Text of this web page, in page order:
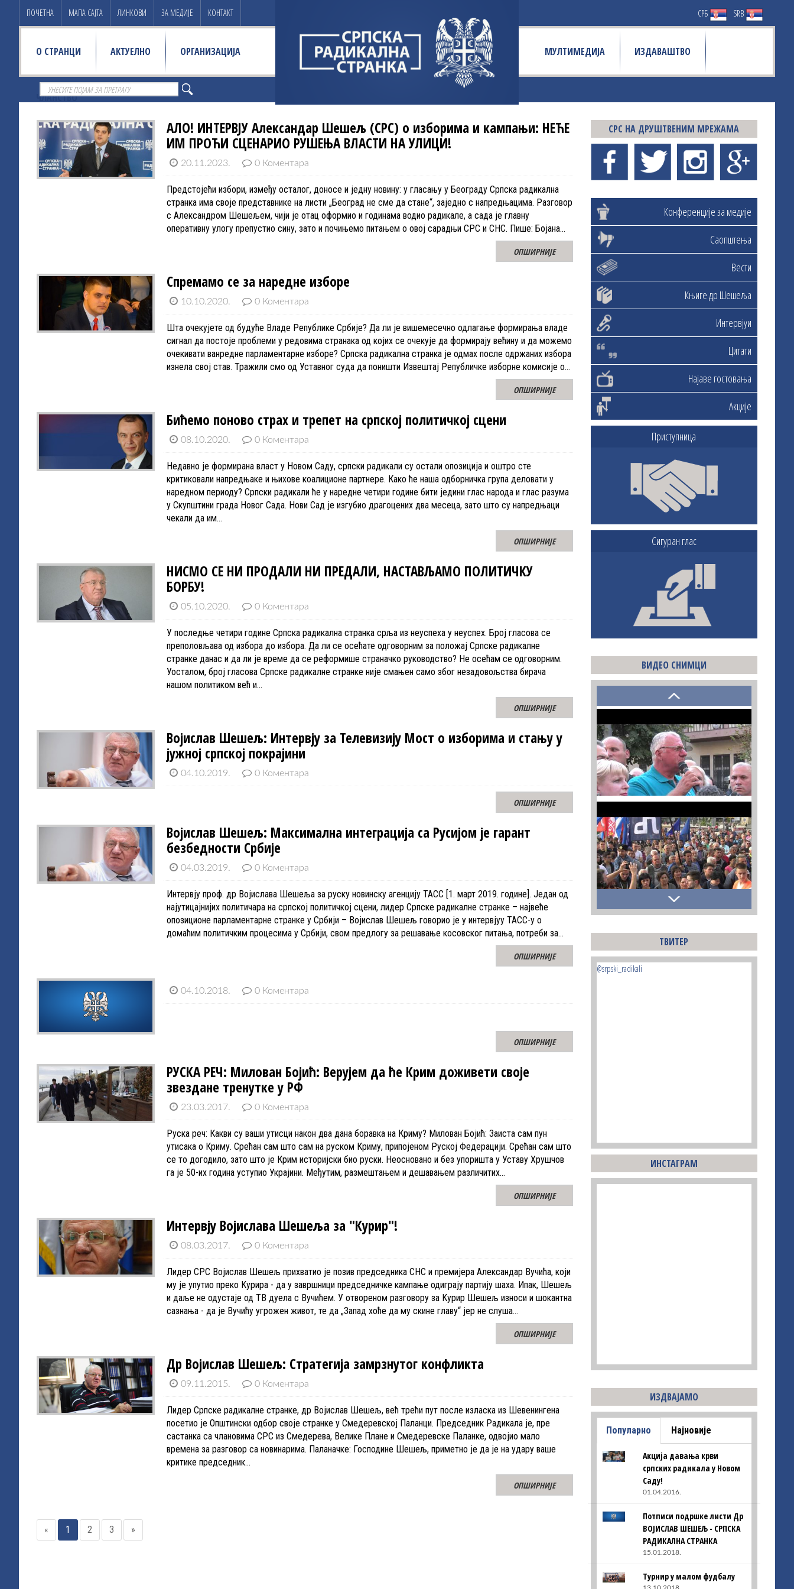
ПОЧЕТНА МАПА САЈТА ЛИНКОВИ ЗА МЕДИЈЕ КОНТАКТ СРБ SRB
О СТРАНЦИ АКТУЕЛНО ОРГАНИЗАЦИЈА МУЛТИМЕДИЈА ИЗДАВАШТВО
ЧЛАНСТВО
АЛО! ИНТЕРВЈУ Александар Шешељ (СРС) о изборима и кампањи: НЕЋЕ
ИМ ПРОЋИ СЦЕНАРИО РУШЕЊА ВЛАСТИ НА УЛИЦИ!
20.11.2023. 0 Коментара
Предстојећи избори, између осталог, доносе и једну новину: у гласању у Београду Српска радикална
странка има своје представнике на листи „Београд не сме да стане“, заједно с напредњацима. Разговор
с Александром Шешељем, чији је отац оформио и годинама водио радикале, а сада је главну
оперативну улогу препустио сину, зато и почињемо питањем о овој сарадњи СРС и СНС. Пише: Бојана…
ОПШИРНИЈЕ
Спремамо се за наредне изборе
10.10.2020. 0 Коментара
Шта очекујете од будуће Владе Републике Србије? Да ли је вишемесечно одлагање формирања владе
сигнал да постоје проблеми у редовима странака од којих се очекује да формирају већину и да можемо
очекивати ванредне парламентарне изборе? Српска радикална странка је одмах после одржаних избора
изнела свој став. Тражили смо од Уставног суда да поништи Извештај Републичке изборне комисије о…
ОПШИРНИЈЕ
Бићемо поново страх и трепет на српској политичкој сцени
08.10.2020. 0 Коментара
Недавно је формирана власт у Новом Саду, српски радикали су остали опозиција и оштро сте
критиковали напредњаке и њихове коалиционе партнере. Како ће наша одборничка група деловати у
наредном периоду? Српски радикали ће у наредне четири године бити једини глас народа и глас разума
у Скупштини града Новог Сада. Нови Сад је изгубио драгоцених два месеца, зато што су напредњаци
чекали да им…
ОПШИРНИЈЕ
НИСМО СЕ НИ ПРОДАЛИ НИ ПРЕДАЛИ, НАСТАВЉАМО ПОЛИТИЧКУ
БОРБУ!
05.10.2020. 0 Коментара
У последње четири године Српска радикална странка срља из неуспеха у неуспех. Број гласова се
преполовљава од избора до избора. Да ли се осећате одговорним за положај Српске радикалне
странке данас и да ли је време да се реформише страначко руководство? Не осећам се одговорним.
Уосталом, број гласова Српске радикалне странке није смањен само због незадовољства бирача
нашом политиком већ и…
ОПШИРНИЈЕ
Војислав Шешељ: Интервју за Телевизију Мост о изборима и стању у
јужној српској покрајини
04.10.2019. 0 Коментара
ОПШИРНИЈЕ
Војислав Шешељ: Максимална интеграција са Русијом је гарант
безбедности Србије
04.03.2019. 0 Коментара
Интервју проф. др Војислава Шешеља за руску новинску агенцију ТАСС [1. март 2019. године]. Један од
најутицајнијих политичара на српској политичкој сцени, лидер Српске радикалне странке – највеће
опозиционе парламентарне странке у Србији – Војислав Шешељ говорио је у интервјуу ТАСС-у о
домаћим политичким процесима у Србији, свом предлогу за решавање косовског питања, потреби за…
ОПШИРНИЈЕ
04.10.2018. 0 Коментара
ОПШИРНИЈЕ
РУСКА РЕЧ: Милован Бојић: Верујем да ће Крим доживети своје
звездане тренутке у РФ
23.03.2017. 0 Коментара
Руска реч: Какви су ваши утисци након два дана боравка на Криму? Милован Бојић: Заиста сам пун
утисака о Криму. Срећан сам што сам на руском Криму, припојеном Руској Федерацији. Срећан сам што
се то догодило, зато што је Крим историјски био руски. Неосновано и без упоришта у Уставу Хрушчов
га је 50-их година уступио Украјини. Међутим, размештањем и дешавањем различитих…
ОПШИРНИЈЕ
Интервју Војислава Шешеља за "Курир"!
08.03.2017. 0 Коментара
Лидер СРС Војислав Шешељ прихватио је позив председника СНС и премијера Александар Вучића, који
му је упутио преко Kурира - да у завршници председничке кампање одиграју партију шаха. Ипак, Шешељ
и даље не одустаје од ТВ дуела с Вучићем. У отвореном разговору за Kурир Шешељ износи и шокантна
сазнања - да је Вучићу угрожен живот, те да „Запад хоће да му скине главу“ јер не слуша…
ОПШИРНИЈЕ
Др Војислав Шешељ: Стратегија замрзнутог конфликта
09.11.2015. 0 Коментара
Лидер Српске радикалне странке, др Војислав Шешељ, већ трећи пут после изласка из Шевенингена
посетио је Општински одбор своје странке у Смедеревској Паланци. Председник Радикала је, пре
састанка са члановима СРС из Смедерева, Велике Плане и Смедеревске Паланке, одвојио мало
времена за разговор са новинарима. Паланачке: Господине Шешељ, приметно је да је на удару ваше
критике председник…
ОПШИРНИЈЕ
« 1 2 3 »
СРС НА ДРУШТВЕНИМ МРЕЖАМА
Конференције за медије
Саопштења
Вести
Књиге др Шешеља
Интервјуи
Цитати
Најаве гостовања
Акције
Приступница
Сигуран глас
ВИДЕО СНИМЦИ
ТВИТЕР
@srpski_radikali
ИНСТАГРАМ
ИЗДВАЈАМО
Популарно Најновије
Акција давања крви
српских радикала у Новом
Саду!
01.04.2016.
Потписи подршке листи Др
ВОЈИСЛАВ ШЕШЕЉ - СРПСКА
РАДИКАЛНА СТРАНКА
15.01.2018.
Турнир у малом фудбалу